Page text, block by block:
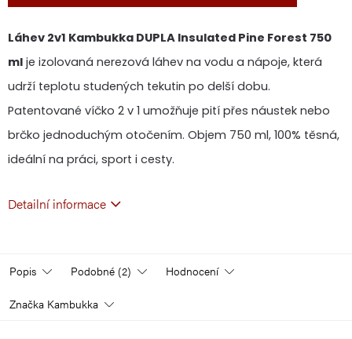
Láhev 2v1 Kambukka DUPLA Insulated Pine Forest 750
ml je izolovaná nerezová láhev na vodu a nápoje, která
udrží teplotu studených tekutin po delší dobu.
Patentované víčko 2 v 1 umožňuje pití přes náustek nebo
brčko jednoduchým otočením. Objem 750 ml, 100% těsná,
ideální na práci, sport i cesty.
Detailní informace
Popis Podobné (2) Hodnocení
Značka Kambukka